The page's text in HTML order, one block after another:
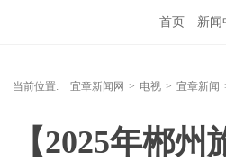
首页 新闻
当前位置: 宜章新闻网 > 电视 > 宜章新闻
【2025年郴